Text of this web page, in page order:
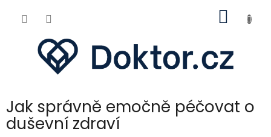
Jak správně emočně péčovat o
duševní zdraví